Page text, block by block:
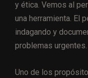
y ética. Vemos al
una herramienta. El
indagando y
problemas urgentes.
Uno de los